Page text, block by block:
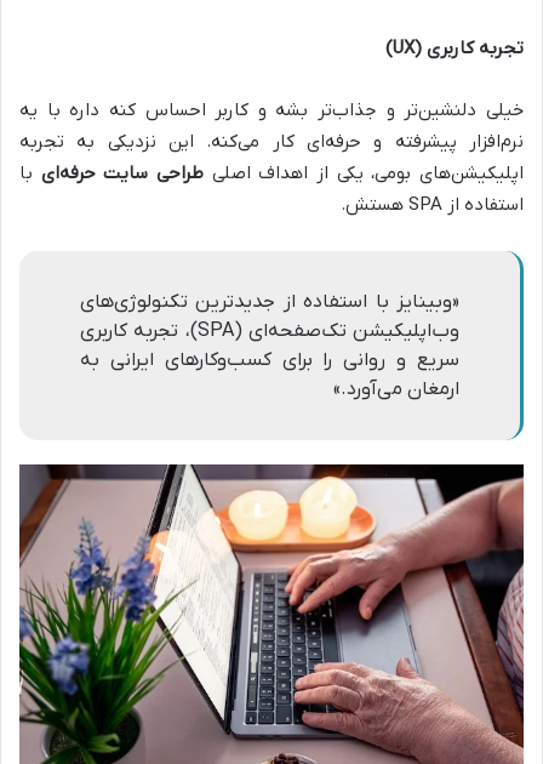
تجربه کاربری (UX)
خیلی دلنشین‌تر و جذاب‌تر بشه و کاربر احساس کنه داره با یه
نرم‌افزار پیشرفته و حرفه‌ای کار می‌کنه. این نزدیکی به تجربه
اپلیکیشن‌های بومی، یکی از اهداف اصلی طراحی سایت حرفه‌ای با
استفاده از SPA هستش.
«وبینایز با استفاده از جدیدترین تکنولوژی‌های
وب‌اپلیکیشن تک‌صفحه‌ای (SPA)، تجربه کاربری
سریع و روانی را برای کسب‌و‌کارهای ایرانی به
ارمغان می‌آورد.»